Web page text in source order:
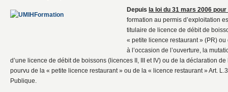
Depuis la loi du 31 mars 2006
formation au permis d’exploitation
titulaire de licence de débit de
« petite licence restaurant » (PR)
à l’occasion de l’ouverture, la
d’une licence de débit de boissons (licences II, III et IV) ou de la déclaration
pourvu de la « petite licence restaurant » ou de la « licence restaurant » Art.
Publique.